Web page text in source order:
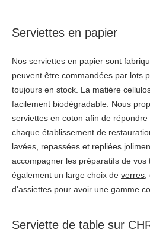
Serviettes en papier
Nos serviettes en papier sont
peuvent être commandées par lots
toujours en stock. La matière
facilement biodégradable. Nous
serviettes en coton afin de
chaque établissement de
lavées, repassées et repliées
accompagner les préparatifs de vos
également un large choix de verres,
d'assiettes pour avoir une gamme
Serviette de table sur